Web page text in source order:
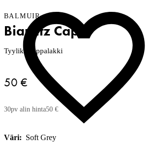
BALMUIR
Biarritz Cap
Tyylikäs lippalakki
50 €
30pv alin hinta50 €
Väri: Soft Grey